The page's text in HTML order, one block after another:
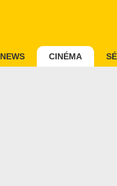
NEWS CINÉMA